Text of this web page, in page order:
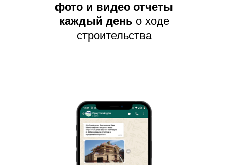
фото и видео отчеты
каждый день о ходе
строительства